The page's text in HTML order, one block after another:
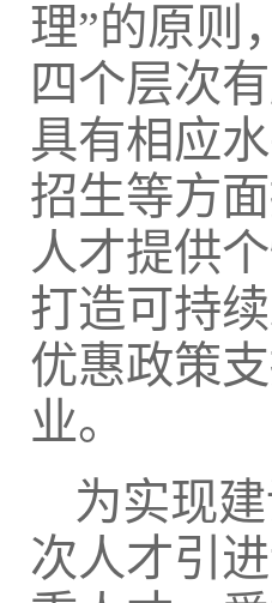
理”的原
四个层次
具有相应
招生等方
人才提供
打造可持
优惠政策
业。
为实现
次人才引